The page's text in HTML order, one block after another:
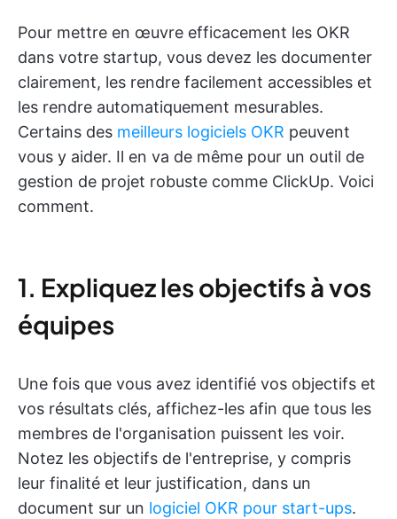
Pour mettre en œuvre efficacement les OKR
dans votre startup, vous devez les documenter
clairement, les rendre facilement accessibles et
les rendre automatiquement mesurables.
Certains des meilleurs logiciels OKR peuvent
vous y aider. Il en va de même pour un outil de
gestion de projet robuste comme ClickUp. Voici
comment.
1. Expliquez les objectifs à vos
équipes
Une fois que vous avez identifié vos objectifs et
vos résultats clés, affichez-les afin que tous les
membres de l'organisation puissent les voir.
Notez les objectifs de l'entreprise, y compris
leur finalité et leur justification, dans un
document sur un logiciel OKR pour start-ups.